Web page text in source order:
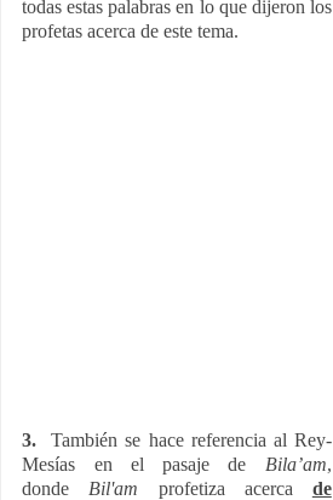
todas estas palabras en lo que dijeron los
profetas acerca de este tema.
3. También se hace referencia al Rey-
Mesías en el pasaje de Bila’am,
donde Bil'am profetiza acerca de